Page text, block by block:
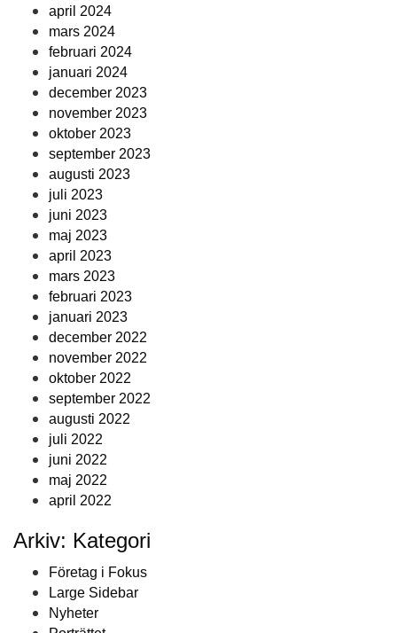
april 2024
mars 2024
februari 2024
januari 2024
december 2023
november 2023
oktober 2023
september 2023
augusti 2023
juli 2023
juni 2023
maj 2023
april 2023
mars 2023
februari 2023
januari 2023
december 2022
november 2022
oktober 2022
september 2022
augusti 2022
juli 2022
juni 2022
maj 2022
april 2022
Arkiv: Kategori
Företag i Fokus
Large Sidebar
Nyheter